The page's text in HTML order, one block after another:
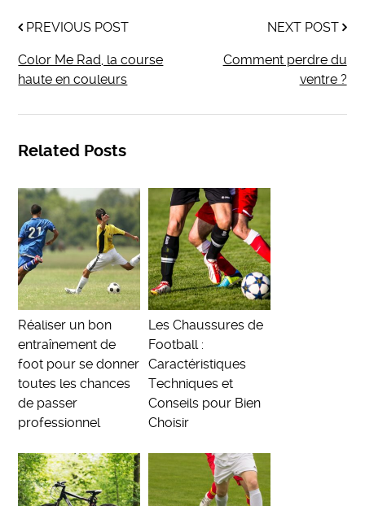
PREVIOUS POST
Color Me Rad, la course
haute en couleurs
NEXT POST
Comment perdre du
ventre ?
Related Posts
Réaliser un bon
entraînement de
foot pour se donner
toutes les chances
de passer
professionnel
Les Chaussures de
Football :
Caractéristiques
Techniques et
Conseils pour Bien
Choisir